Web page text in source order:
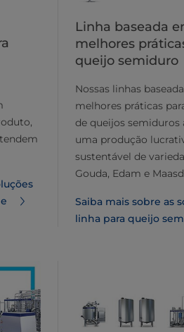
Linha baseada
melhores
queijo semiduro
Nossas linhas
melhores práticas
de queijos semiduros
uma produção
sustentável de
Gouda, Edam e
Saiba mais sobre as
linha para queijo